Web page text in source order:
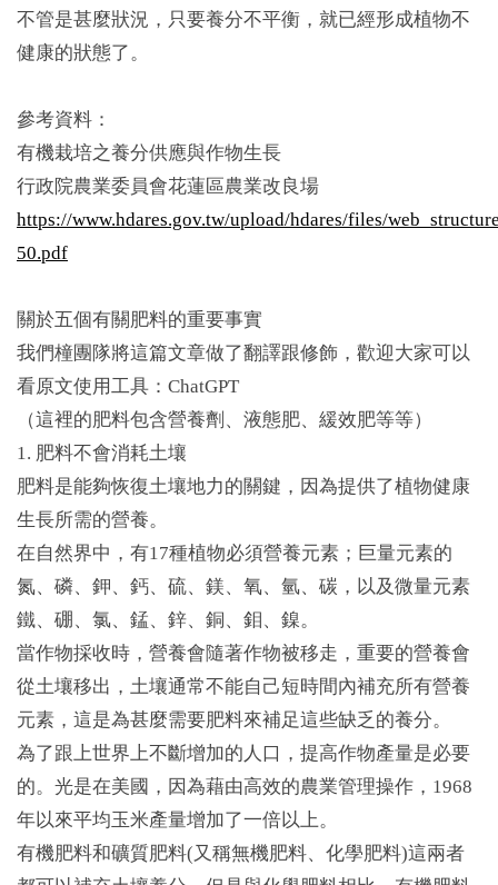
不管是甚麼狀況，只要養分不平衡，就已經形成植物不
健康的狀態了。
參考資料：
有機栽培之養分供應與作物生長
行政院農業委員會花蓮區農業改良場
https://www.hdares.gov.tw/upload/hdares/files/
50.pdf
關於五個有關肥料的重要事實
我們橦團隊將這篇文章做了翻譯跟修飾，歡迎大家可以
看原文使用工具：ChatGPT
（這裡的肥料包含營養劑、液態肥、緩效肥等等）
1. 肥料不會消耗土壤
肥料是能夠恢復土壤地力的關鍵，因為提供了植物健康
生長所需的營養。
在自然界中，有17種植物必須營養元素；巨量元素的
氮、磷、鉀、鈣、硫、鎂、氧、氫、碳，以及微量元素
鐵、硼、氯、錳、鋅、銅、鉬、鎳。
當作物採收時，營養會隨著作物被移走，重要的營養會
從土壤移出，土壤通常不能自己短時間內補充所有營養
元素，這是為甚麼需要肥料來補足這些缺乏的養分。
為了跟上世界上不斷增加的人口，提高作物產量是必要
的。光是在美國，因為藉由高效的農業管理操作，1968
年以來平均玉米產量增加了一倍以上。
有機肥料和礦質肥料(又稱無機肥料、化學肥料)這兩者